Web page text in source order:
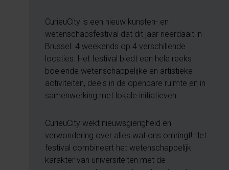
CurieuCity is een nieuw kunsten- en
wetenschapsfestival dat dit jaar neerdaalt in
Brussel. 4 weekends op 4 verschillende
locaties. Het festival biedt een hele reeks
boeiende wetenschappelijke en artistieke
activiteiten, deels in de openbare ruimte en in
samenwerking met lokale initiatieven.
CurieuCity wekt nieuwsgierigheid en
verwondering over alles wat ons omringt! Het
festival combineert het wetenschappelijk
karakter van universiteiten met de